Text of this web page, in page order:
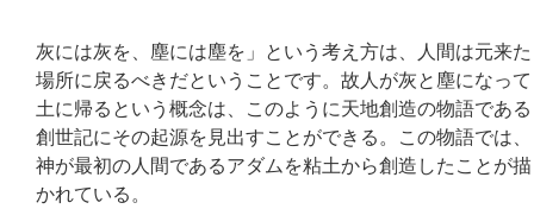
灰には灰を、塵には塵を」という考え方は、人間は元来た
場所に戻るべきだということです。故人が灰と塵になって
土に帰るという概念は、このように天地創造の物語である
創世記にその起源を見出すことができる。この物語では、
神が最初の人間であるアダムを粘土から創造したことが描
かれている。